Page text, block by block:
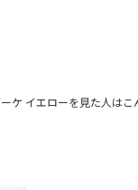
ケ イエローを見た人はこ